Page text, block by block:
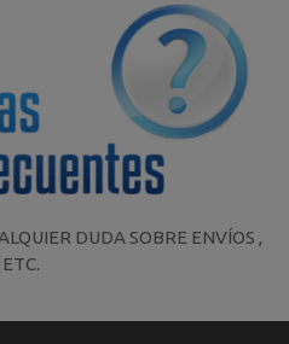
DUDA SOBRE ENVÍOS ,